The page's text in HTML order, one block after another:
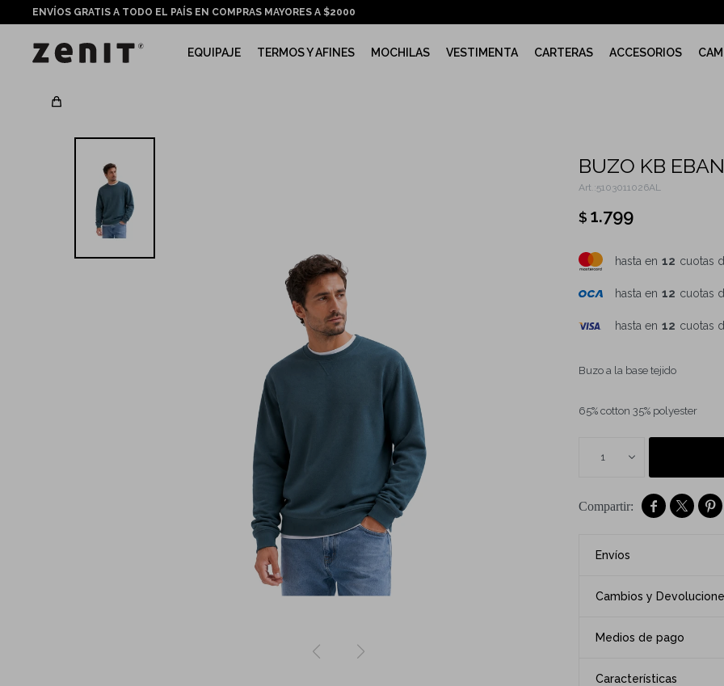
EQUIPAJE TERMOS Y AFINES MOCHILAS VESTIMENTA CARTERAS ACCESORIOS
ENVÍOS GRATIS A TODO EL PAÍS EN COMPRAS MAYORES A $2000
BUZO KB
5103011026AL
$ 1.799
hasta en 12 cuotas
hasta en 12 cuotas
hasta en 12 cuotas
Buzo a la base tejido
65% cotton 35% polyester
1
  
Envíos
Cambios y
Medios de pago
Características